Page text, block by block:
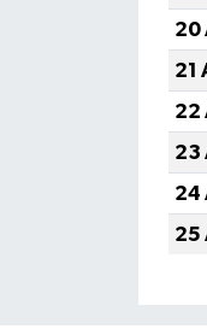
20
21
22
23
24
25